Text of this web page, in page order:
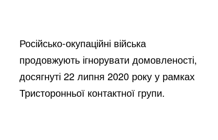
Російсько-окупаційні війська
продовжують ігнорувати домовленості,
досягнуті 22 липня 2020 року у рамках
Тристоронньої контактної групи.